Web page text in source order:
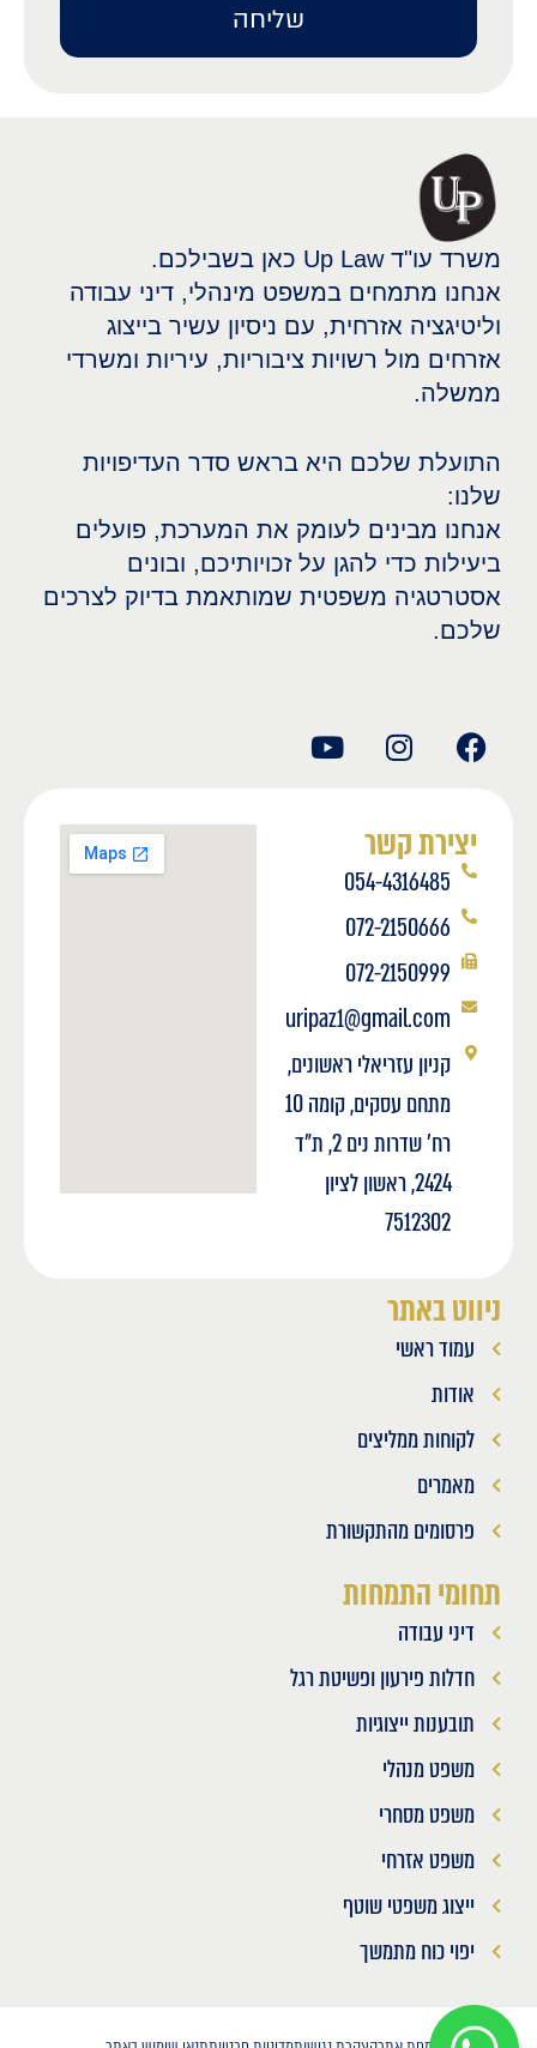
שליחה
משרד עו"ד Up Law כאן בשבילכם.
אנחנו מתמחים במשפט מינהלי, דיני עבודה
וליטיגציה אזרחית, עם ניסיון עשיר בייצוג
אזרחים מול רשויות ציבוריות, עיריות ומשרדי
ממשלה.
התועלת שלכם היא בראש סדר העדיפויות
שלנו:
אנחנו מבינים לעומק את המערכת, פועלים
ביעילות כדי להגן על זכויותיכם, ובונים
אסטרטגיה משפטית שמותאמת בדיוק לצרכים
שלכם.
ניווט באתר
עמוד ראשי
אודות
לקוחות ממליצים
מאמרים
פרסומים מהתקשורת
תחומי התמחות
דיני עבודה
חדלות פירעון ופשיטת רגל
תובענות ייצוגיות
משפט מנהלי
משפט מסחרי
משפט אזרחי
ייצוג משפטי שוטף
יפוי כוח מתמשך
יצירת קשר
054-4316485
072-2150666
072-2150999
uripaz1@gmail.com
קניון עזריאלי ראשונים,
מתחם עסקים, קומה 10
רח' שדרות נים 2, ת"ד
2424, ראשון לציון
7512302